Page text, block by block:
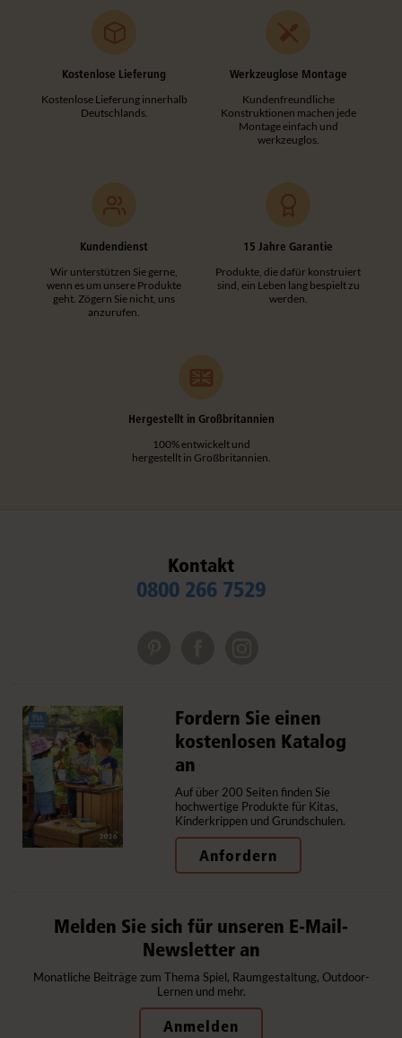
Kostenlose Lieferung
Kostenlose Lieferung innerhalb
Deutschlands.
Werkzeuglose Montage
Kundenfreundliche
Konstruktionen machen jede
Montage einfach und
werkzeuglos.
Kundendienst
Wir unterstützen Sie gerne,
wenn es um unsere Produkte
geht. Zögern Sie nicht, uns
anzurufen.
15 Jahre Garantie
Produkte, die dafür konstruiert
sind, ein Leben lang bespielt zu
werden.
Hergestellt in Großbritannien
100% entwickelt und
hergestellt in Großbritannien.
Kontakt
0800 266 7529
Fordern Sie einen
kostenlosen Katalog
an
Auf über 200 Seiten finden Sie
hochwertige Produkte für Kitas,
Kinderkrippen und Grundschulen.
Anfordern
Melden Sie sich für unseren E-Mail-
Newsletter an
Monatliche Beiträge zum Thema Spiel, Raumgestaltung, Outdoor-
Lernen und mehr.
Anmelden